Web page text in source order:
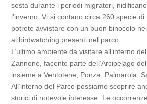
sosta durante i periodi migratori,
l’inverno. Vi si contano circa 260 specie
potrete avvistare con un buon binocolo
al birdwatching presenti nel parco.
L’ultimo ambiente da visitare all’interno
Zannone, facente parte dell’Arcipelago
insieme a Ventotene, Ponza, Palmarola,
All’interno del Parco possiamo scoprire
storici di notevole interesse. Le